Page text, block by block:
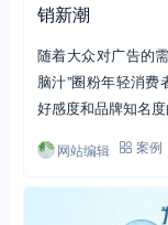
销新潮
随着大众对广告的
脑汁”圈粉年轻消
好感度和品牌知名
网站编辑 案例